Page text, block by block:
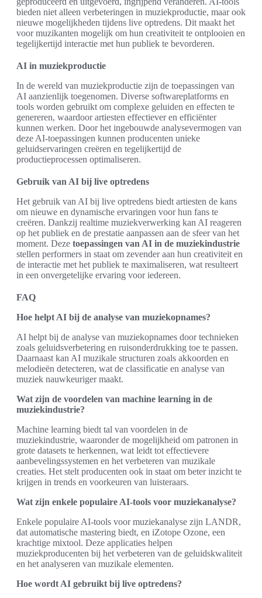
bieden niet alleen verbeteringen in muziekproductie, maar ook
nieuwe mogelijkheden tijdens live optredens. Dit maakt het
voor muzikanten mogelijk om hun creativiteit te ontplooien en
tegelijkertijd interactie met hun publiek te bevorderen.
AI in muziekproductie
In de wereld van muziekproductie zijn de toepassingen van
AI aanzienlijk toegenomen. Diverse softwareplatforms en
tools worden gebruikt om complexe geluiden en effecten te
genereren, waardoor artiesten effectiever en efficiënter
kunnen werken. Door het ingebouwde analysevermogen van
deze AI-toepassingen kunnen producenten unieke
geluidservaringen creëren en tegelijkertijd de
productieprocessen optimaliseren.
Gebruik van AI bij live optredens
Het gebruik van AI bij live optredens biedt artiesten de kans
om nieuwe en dynamische ervaringen voor hun fans te
creëren. Dankzij realtime muziekverwerking kan AI reageren
op het publiek en de prestatie aanpassen aan de sfeer van het
moment. Deze toepassingen van AI in de muziekindustrie
stellen performers in staat om zevender aan hun creativiteit en
de interactie met het publiek te maximaliseren, wat resulteert
in een onvergetelijke ervaring voor iedereen.
FAQ
Hoe helpt AI bij de analyse van muziekopnames?
AI helpt bij de analyse van muziekopnames door technieken
zoals geluidsverbetering en ruisonderdrukking toe te passen.
Daarnaast kan AI muzikale structuren zoals akkoorden en
melodieën detecteren, wat de classificatie en analyse van
muziek nauwkeuriger maakt.
Wat zijn de voordelen van machine learning in de
muziekindustrie?
Machine learning biedt tal van voordelen in de
muziekindustrie, waaronder de mogelijkheid om patronen in
grote datasets te herkennen, wat leidt tot effectievere
aanbevelingssystemen en het verbeteren van muzikale
creaties. Het stelt producenten ook in staat om beter inzicht te
krijgen in trends en voorkeuren van luisteraars.
Wat zijn enkele populaire AI-tools voor muziekanalyse?
Enkele populaire AI-tools voor muziekanalyse zijn LANDR,
dat automatische mastering biedt, en iZotope Ozone, een
krachtige mixtool. Deze applicaties helpen
muziekproducenten bij het verbeteren van de geluidskwaliteit
en het analyseren van muzikale elementen.
Hoe wordt AI gebruikt bij live optredens?